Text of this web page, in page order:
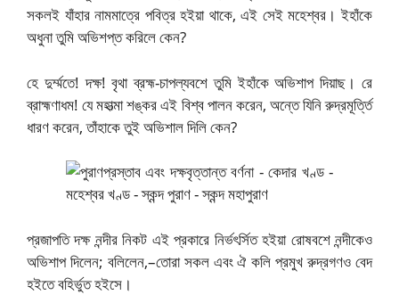
সকলই যাঁহার নামমাত্রে পবিত্র হইয়া থাকে, এই সেই মহেশ্বর। ইহাঁকে
অধুনা তুমি অভিশপ্ত করিলে কেন?
হে দুর্ম্মতে! দক্ষ! বৃথা ব্রহ্ম-চাপল্যবশে তুমি ইহাঁকে অভিশাপ দিয়াছ। রে
ব্রাহ্মণাধম! যে মহাত্মা শঙ্কর এই বিশ্ব পালন করেন, অন্তে যিনি রুদ্রমূর্ত্তি
ধারণ করেন, তাঁহাকে তুই অভিশাল দিলি কেন?
প্রজাপতি দক্ষ নন্দীর নিকট এই প্রকারে নির্ভৎর্সিত হইয়া রোষবশে নন্দীকেও
অভিশাপ দিলেন; বলিলেন,–তোরা সকল এবং ঐ কলি প্রমুখ রুদ্রগণও বেদ
হইতে বহির্ভুত হইসে।